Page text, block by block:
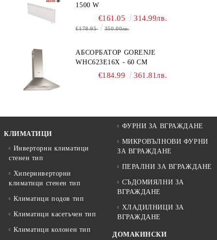
1500 W
€161.05 314.99лв.
€178.95 350.00лв.
АБСОРБАТОР GORENJE
WHC623E16X - 60 СМ
€184.99 361.81лв.
КЛИМАТИЦИ
Инверторни климатици
стенен тип
Хиперинверторни
климатици стенен тип
Климатици подов тип
Климатици касетъчен тип
Климатици колонен тип
ФУРНИ ЗА ВГРАЖДАНЕ
МИКРОВЪЛНОВИ ФУРНИ
ЗА ВГРАЖДАНЕ
ПЕРАЛНИ ЗА ВГРАЖДАНЕ
СЪДОМИЯЛНИ ЗА
ВГРАЖДАНЕ
ХЛАДИЛНИЦИ ЗА
ВГРАЖДАНЕ
ДОМАКИНСКИ